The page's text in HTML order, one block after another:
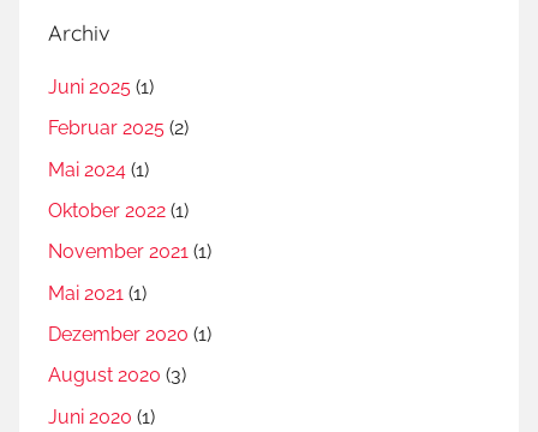
Archiv
Juni 2025 (1)
Februar 2025 (2)
Mai 2024 (1)
Oktober 2022 (1)
November 2021 (1)
Mai 2021 (1)
Dezember 2020 (1)
August 2020 (3)
Juni 2020 (1)